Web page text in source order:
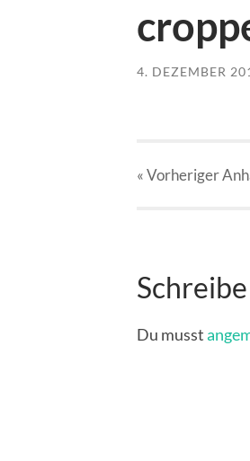
4. DEZEMBER
« Vorheriger
Du musst